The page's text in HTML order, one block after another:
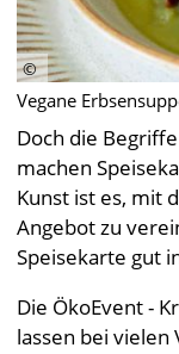
Vegane
Doch die
machen
Kunst ist es, mit
Angebot zu
Speisekarte gut
Die ÖkoEvent -
lassen bei